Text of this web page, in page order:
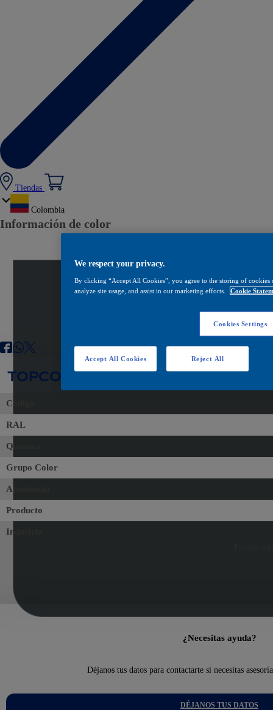
Tiendas
Colombia
Información de color
TOPCOAT 400 9412 GRIS
Código
RAL
Química
Grupo Color
Apariencia
Producto
Industria
¿Necesitas ayuda?
Déjanos tus datos para contactarte si necesitas
DÉJANOS TUS DATOS
We respect your privacy.
By clicking “Accept All Cookies”, you agree to the storing of
analyze site usage, and assist in our marketing efforts.
Cookie
Cookies Settings
Reject All
Accept All Cookies